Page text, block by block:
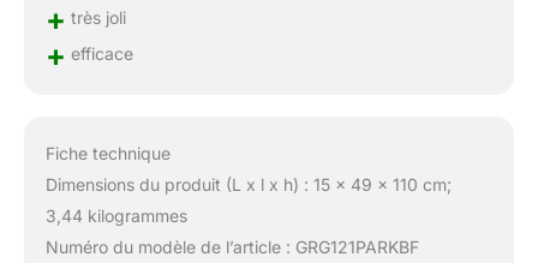
+ très joli
+ efficace
Fiche technique
Dimensions du produit (L x l x h) : 15 x 49 x 110 cm;
3,44 kilogrammes
Numéro du modèle de l’article : GRG121PARKBF